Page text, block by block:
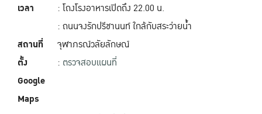
เวลา
สถานที่
ตั้ง
Google
Maps
: โถงโรงอาหารเปิดถึง 22.00 น.
: ถนนจงรักปรีชานนท์ ใกล้กับสระว่ายน้ำ
จุฬาภรณ์วลัยลักษณ์
: ตรวจสอบแผนที่